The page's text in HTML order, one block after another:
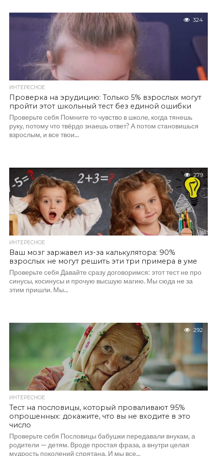
324
ИНТЕРЕСНОЕ
Проверка на эрудицию: Только 5% взрослых могут
пройти этот школьный тест без единой ошибки
Проверьте себя Помните то чувство в школе, когда тянешь
руку, потому что твёрдо знаешь ответ? А потом становишься
взрослым, и все твои...
279
ИНТЕРЕСНОЕ
Ваш мозг заржавел из-за калькулятора: 90%
взрослых не могут решить эти три примера в уме
Проверьте себя Давайте сразу договоримся: этот тест не про
синусы, косинусы и прочую высшую магию. Мы сюда не за
этим пришли. Мы...
292
ИНТЕРЕСНОЕ
Тест на пословицы, который проваливают 95%
опрошенных: докажите, что вы не входите в это
число
Проверьте себя Пословицы бабушки передавали внукам, а
родители — детям. Вроде простая фраза, а внутри целая
мудрость поколений спрятана. И мы все...